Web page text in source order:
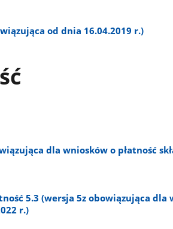
od dnia 16.04.2019 r.)
dla wniosków o płatność
5.3 (wersja 5z obowiązująca dla
r.)